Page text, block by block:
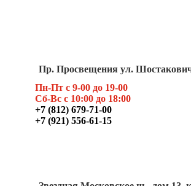
Пр. Просвещения ул.
Пн-Пт с 9-00 до 19-00
Сб-Вс с 10:00 до 18:00
+7 (812) 679-71-00
+7 (921) 556-61-15